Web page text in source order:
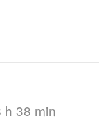
h 38 min